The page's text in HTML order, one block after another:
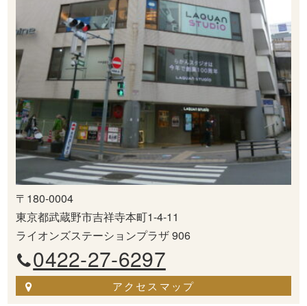
〒180-0004
東京都武蔵野市吉祥寺本町1-4-11
ライオンズステーションプラザ 906
0422-27-6297
アクセスマップ